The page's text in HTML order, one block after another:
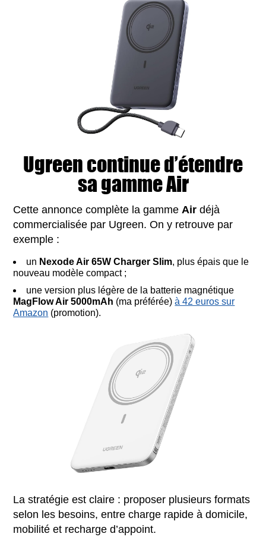
Ugreen continue d’étendre
sa gamme Air
Cette annonce complète la gamme Air déjà
commercialisée par Ugreen. On y retrouve par
exemple :
un Nexode Air 65W Charger Slim, plus épais que le
nouveau modèle compact ;
une version plus légère de la batterie magnétique
MagFlow Air 5000mAh (ma préférée)à 42 euros sur
Amazon (promotion).
La stratégie est claire : proposer plusieurs formats
selon les besoins, entre charge rapide à domicile,
mobilité et recharge d’appoint.